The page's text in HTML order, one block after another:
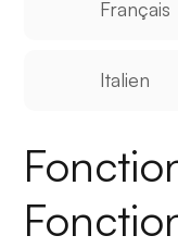
Français
Italien